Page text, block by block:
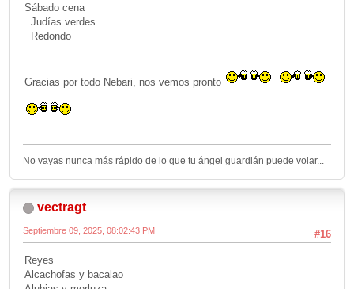
Sábado cena
Judías verdes
Redondo
Gracias por todo Nebari, nos vemos pronto
No vayas nunca más rápido de lo que tu ángel guardián puede volar...
vectragt
#16
Septiembre 09, 2025, 08:02:43 PM
Reyes
Alcachofas y bacalao